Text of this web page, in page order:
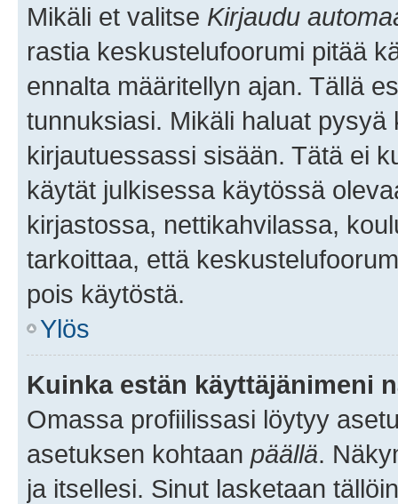
Mikäli et valitse Kirjaudu
rastia keskustelufoorumi pitää
ennalta määritellyn ajan. Tällä
tunnuksiasi. Mikäli haluat
kirjautuessassi sisään. Tätä ei
käytät julkisessa käytössä
kirjastossa, nettikahvilassa,
tarkoittaa, että
pois käytöstä.
Ylös
Kuinka estän käyttäjänimeni
Omassa profiilissasi löytyy
asetuksen kohtaan päällä.
ja itsellesi. Sinut lasketaan